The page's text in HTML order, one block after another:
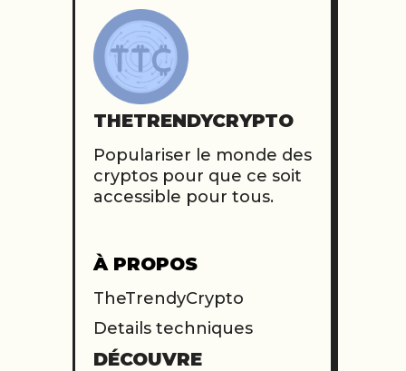
THETRENDYCRYPTO
Populariser le monde des
cryptos pour que ce soit
accessible pour tous.
À PROPOS
TheTrendyCrypto
Details techniques
DÉCOUVRE